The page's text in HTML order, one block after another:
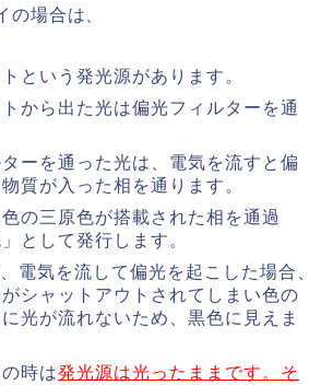
の場合は、
という発光源があります。
から出た光は偏光フィルターを通
ーを通った光は、電気を流すと偏
質が入った相を通ります。
の三原色が搭載された相を通過
として発行します。
電気を流して偏光を起こした場合、
シャットアウトされてしまい色の
光が流れないため、黒色に見えま
時は発光源は光ったままです。そ